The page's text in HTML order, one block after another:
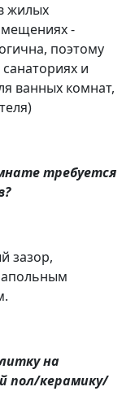
жилых
-
поэтому
санаториях и
ванных комнат,
требуется
зазор,
на
пол/керамику/